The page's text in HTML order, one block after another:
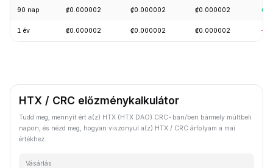
90 nap ₡0.000002 ₡0.000002 ₡0.000002
1 év ₡0.000002 ₡0.000002 ₡0.000002 -
HTX / CRC előzménykalkulátor
Tudd meg, mennyit ért a(z) HTX (HTX DAO) CRC-ban/ben bármely múltbeli
napon, és nézd meg, hogyan viszonyul a(z) HTX / CRC árfolyam a mai
értékhez.
Vásárlás